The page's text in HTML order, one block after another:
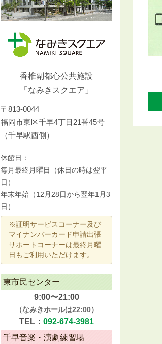
香椎副都心公共施設
「なみきスクエア」
〒813-0044
福岡市東区千早4丁目21番45号
（千早駅西側）
休館日：
毎月最終月曜日（休日の時は翌平
日）
年末年始（12月28日から翌年1月3
日）
※証明サービスコーナー及び
マイナンバーカード申請出張
サポートコーナーは最終月曜
日もご利用いただけます。
東市民センター
9:00〜21:00
（なみきホールは22:00）
TEL： 092-674-3981
千早音楽・演劇練習場